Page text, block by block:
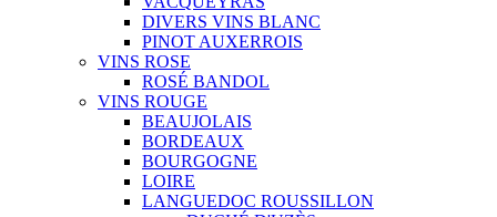
DIVERS VINS BLANC
PINOT AUXERROIS
VINS ROSE
ROSÉ BANDOL
VINS ROUGE
BEAUJOLAIS
BORDEAUX
BOURGOGNE
LOIRE
LANGUEDOC ROUSSILLON